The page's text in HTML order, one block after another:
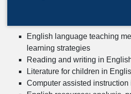
English language teaching
learning strategies
Reading and writing in
Literature for children in
Computer assisted instruction